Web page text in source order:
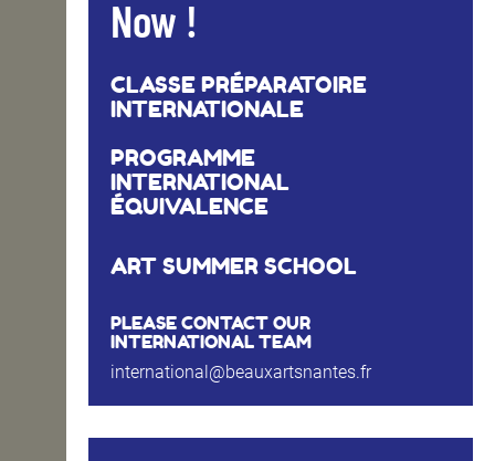
Now !
CLASSE PRÉPARATOIRE
INTERNATIONALE
PROGRAMME
INTERNATIONAL
ÉQUIVALENCE
ART SUMMER SCHOOL
PLEASE CONTACT OUR
INTERNATIONAL TEAM
international@beauxartsnantes.fr